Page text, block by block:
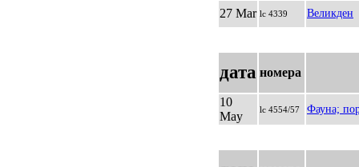
27 Mar lc 4339 Великден
дата номера
10
May
lc 4554/57 Фауна;